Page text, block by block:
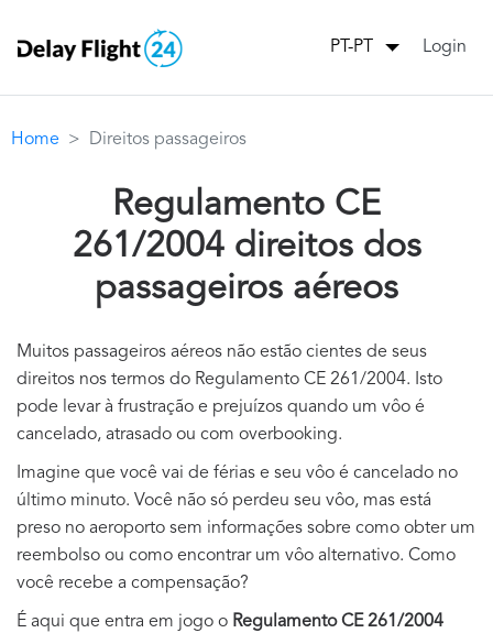
PT-PT Login
Home Direitos passageiros
Regulamento CE
261/2004 direitos dos
passageiros aéreos
Muitos passageiros aéreos não estão cientes de seus
direitos nos termos do Regulamento CE 261/2004. Isto
pode levar à frustração e prejuízos quando um vôo é
cancelado, atrasado ou com overbooking.
Imagine que você vai de férias e seu vôo é cancelado no
último minuto. Você não só perdeu seu vôo, mas está
preso no aeroporto sem informações sobre como obter um
reembolso ou como encontrar um vôo alternativo. Como
você recebe a compensação?
É aqui que entra em jogo o Regulamento CE 261/2004